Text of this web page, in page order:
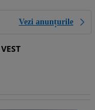
Vezi anunțurile